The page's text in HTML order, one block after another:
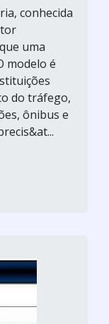
conhecida
uma
modelo é
do tráfego,
ônibus e